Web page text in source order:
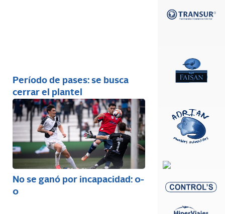
Período de pases: se busca
cerrar el plantel
No se ganó por incapacidad: 0-
0